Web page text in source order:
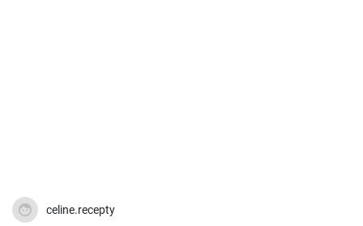
celine.recepty